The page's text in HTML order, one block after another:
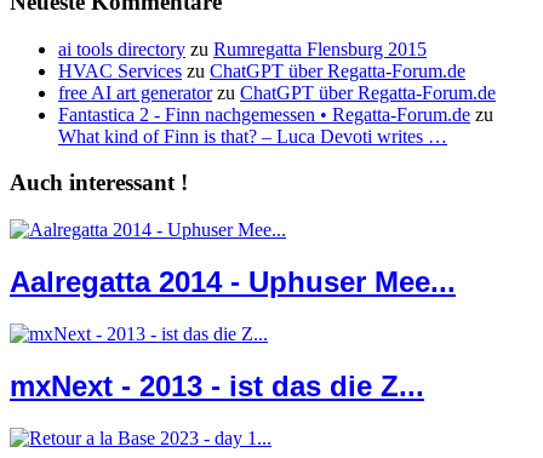
ai tools directory zu Rumregatta Flensburg 2015
HVAC Services zu ChatGPT über Regatta-Forum.de
free AI art generatorzu ChatGPT über Regatta-Forum.de
Fantastica 2 - Finn nachgemessen • Regatta-Forum.de zu
What kind of Finn is that? – Luca Devoti writes …
Auch interessant !
Aalregatta 2014 - Uphuser Mee...
mxNext - 2013 - ist das die Z...